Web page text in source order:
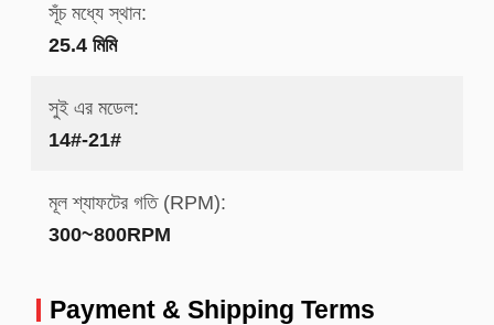
সূঁচ মধ্যে স্থান:
25.4 মিমি
সুই এর মডেল:
14#-21#
মূল শ্যাফটের গতি (RPM):
300~800RPM
Payment & Shipping Terms